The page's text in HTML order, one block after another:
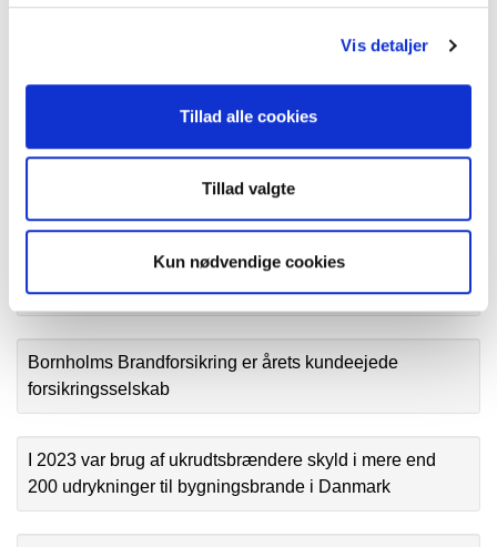
Vis detaljer
Tillad alle cookies
Tillad valgte
Kun nødvendige cookies
Bred støtte til det bornholmske samfund fra Bornholms
hænder
Bornholms Brandforsikring gik ud af 1. halvår med flotte
tal og en kåring som årets kundeejede
forsikringsselskab
Bornholms Brandforsikring er årets kundeejede
forsikringsselskab
I 2023 var brug af ukrudtsbrændere skyld i mere end
200 udrykninger til bygningsbrande i Danmark